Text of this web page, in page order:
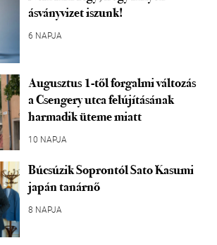
ásványvizet iszunk!
6 NAPJA
Augusztus 1-től forgalmi változás
a Csengery utca felújításának
harmadik üteme miatt
10 NAPJA
Búcsúzik Soprontól Sato Kasumi
japán tanárnő
8 NAPJA